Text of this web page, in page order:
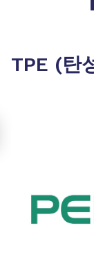
TPE (탄